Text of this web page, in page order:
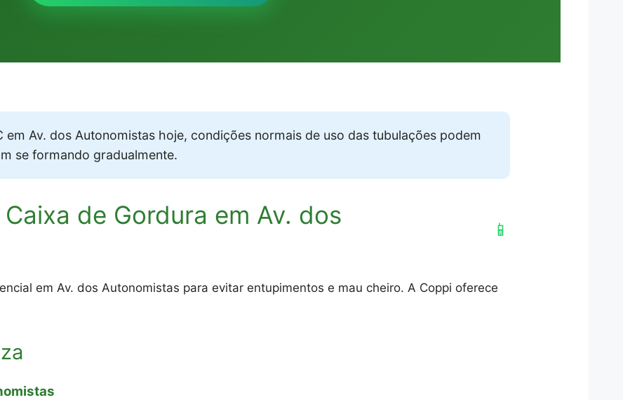
em Av. dos Autonomistas hoje, condições normais de uso das tubulações podem
se formando gradualmente.
de Gordura em Av. dos
📱
em Av. dos Autonomistas para evitar entupimentos e mau cheiro. A Coppi oferece